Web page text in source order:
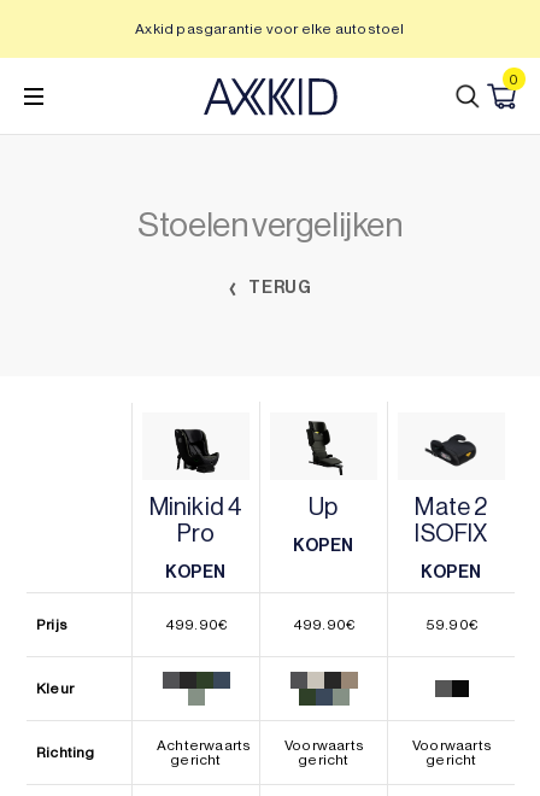
inhoud
Axkid pasgarantie voor elke autostoel
0
Stoelen vergelijken
TERUG
Minikid 4
Pro
KOPEN
KOPEN
Up
KOPEN
Mate 2
ISOFIX
KOPEN
KOPEN
Prijs 499.90€ 499.90€ 59.90€
Kleur
Richting
Achterwaarts
gericht
Voorwaarts
gericht
Voorwaarts
gericht